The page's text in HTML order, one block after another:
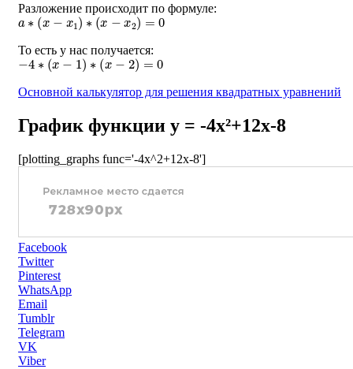
Разложение происходит по формуле:
a ∗(x−x1)∗ (x−x2)=0
То есть у нас получается:
−4∗(x−1)∗(x−2) =0
Основной калькулятор для решения квадратных уравнений
График функции y = -4x²+12x-8
[plotting_graphs func='-4x^2+12x-8']
Facebook
Twitter
Pinterest
WhatsApp
Email
Tumblr
Telegram
VK
Viber